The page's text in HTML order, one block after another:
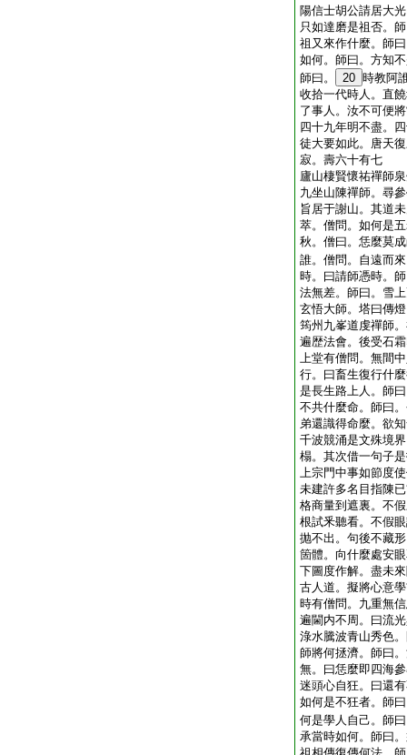
陽信士胡公請居大
只如達磨是祖否。
祖又來作什麼。師
如何。師曰。方知
師曰。
20 時教阿
收拾一代時人。直
了事人。汝不可便
四十九年明不盡。
徒大要如此。唐天
寂。壽六十有七
廬山棲賢懷祐禪師
九坐山陳禪師。尋
旨居于謝山。其道
萃。僧問。如何是
秋。僧曰。恁麼莫
誰。僧問。自遠而
時。曰請師憑時。
法無差。師曰。雪
玄悟大師。塔曰傳燈
筠州九峯道虔禪師
遍歴法會。後受石
上堂有僧問。無間
行。曰畜生復行什
是長生路上人。師
不共什麼命。師曰
弟還識得命麼。欲
千波競涌是文殊境
榻。其次借一句子
上宗門中事如節度
未建許多名目指陳
格商量到遮裏。不
根試釆聽看。不假
抛不出。句後不藏
箇體。向什麼處安
下圖度作解。盡未
古人道。擬將心意
時有僧問。九重無
遍閫内不周。曰流
淥水騰波青山秀色
師將何拯濟。師曰
無。曰恁麼即四海
迷頭心自狂。曰還
如何是不狂者。師
何是學人自己。師
承當時如何。師曰